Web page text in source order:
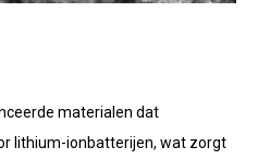
materialen dat
lithium-ionbatterijen, wat zorgt